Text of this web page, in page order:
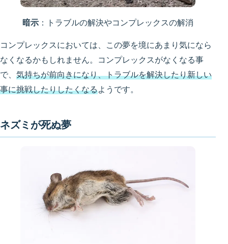
暗示 ：トラブルの解決やコンプレックスの解消
コンプレックスにおいては、この夢を境にあまり気になら
なくなるかもしれません。コンプレックスがなくなる事
で、 気持ちが前向きになり、トラブルを解決したり新しい
事に挑戦したりしたくなるようです。
ネズミが死ぬ夢